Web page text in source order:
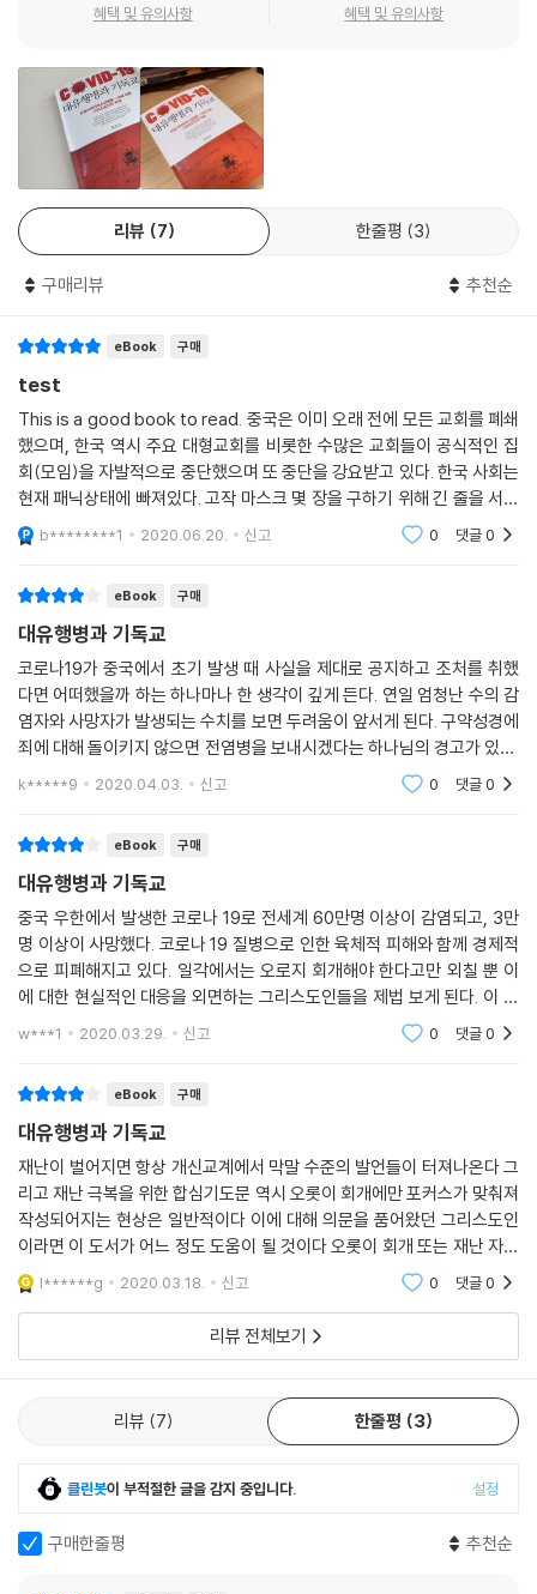
회 역시 이런 문제에 대한 답을 제시해 왔다. 이제 성경과 교회 역사를 바탕
--- p.29
혜택 및 유의사항 혜택 및 유의사항
리뷰 7 한줄평 3
구매리뷰 추천순
eBook 구매
test
This is a good book to read. 중국은 이미 오래 전에 모든 교회를 폐쇄
했으며, 한국 역시 주요 대형교회를 비롯한 수많은 교회들이 공식적인 집
회(모임)을 자발적으로 중단했으며 또 중단을 강요받고 있다. 한국 사회는
현재 패닉상태에 빠져있다. 고작 마스크 몇 장을 구하기 위해 긴 줄을 서야
하는 사태를 겪고 있다.그리스도인들은 이런 대유행병 상황을 어떻게 바라
보아야 하는가?
b********1 2020.06.20. 신고 0 댓글0
eBook 구매
대유행병과 기독교
코로나19가 중국에서 초기 발생 때 사실을 제대로 공지하고 조처를 취했
다면 어떠했을까 하는 하나마나 한 생각이 깊게 든다. 연일 엄청난 수의 감
염자와 사망자가 발생되는 수치를 보면 두려움이 앞서게 된다. 구약성경에
죄에 대해 돌이키지 않으면 전염병을 보내시겠다는 하나님의 경고가 있다.
그럼에도 모든 전염병이 심판과 책망이라고 보는 것은 좀 억측이 아닐까
k*****9 2020.04.03. 신고 0 댓글0
eBook 구매
대유행병과 기독교
중국 우한에서 발생한 코로나 19로 전세계 60만명 이상이 감염되고, 3만
명 이상이 사망했다. 코로나 19 질병으로 인한 육체적 피해와 함께 경제적
으로 피폐해지고 있다. 일각에서는 오로지 회개해야 한다고만 외칠 뿐 이
에 대한 현실적인 대응을 외면하는 그리스도인들을 제법 보게 된다. 이 책
은 상황 악화에 따라 급속히 제작해 부족한 면이 없지는 않지만 회개라는
w***1 2020.03.29. 신고 0 댓글0
eBook 구매
대유행병과 기독교
재난이 벌어지면 항상 개신교계에서 막말 수준의 발언들이 터져나온다 그
리고 재난 극복을 위한 합심기도문 역시 오롯이 회개에만 포커스가 맞춰져
작성되어지는 현상은 일반적이다 이에 대해 의문을 품어왔던 그리스도인
이라면 이 도서가 어느 정도 도움이 될 것이다 오롯이 회개 또는 재난 자체
에만 주목케 하는 이분법을 넘어서 복합적인 인식을 하도록 도와주는 면이
있어 그렇다 반
l******g 2020.03.18. 신고 0 댓글0
리뷰 전체보기
리뷰 7 한줄평 3
클린봇이 부적절한 글을 감지 중입니다. 설정
구매한줄평 추천순